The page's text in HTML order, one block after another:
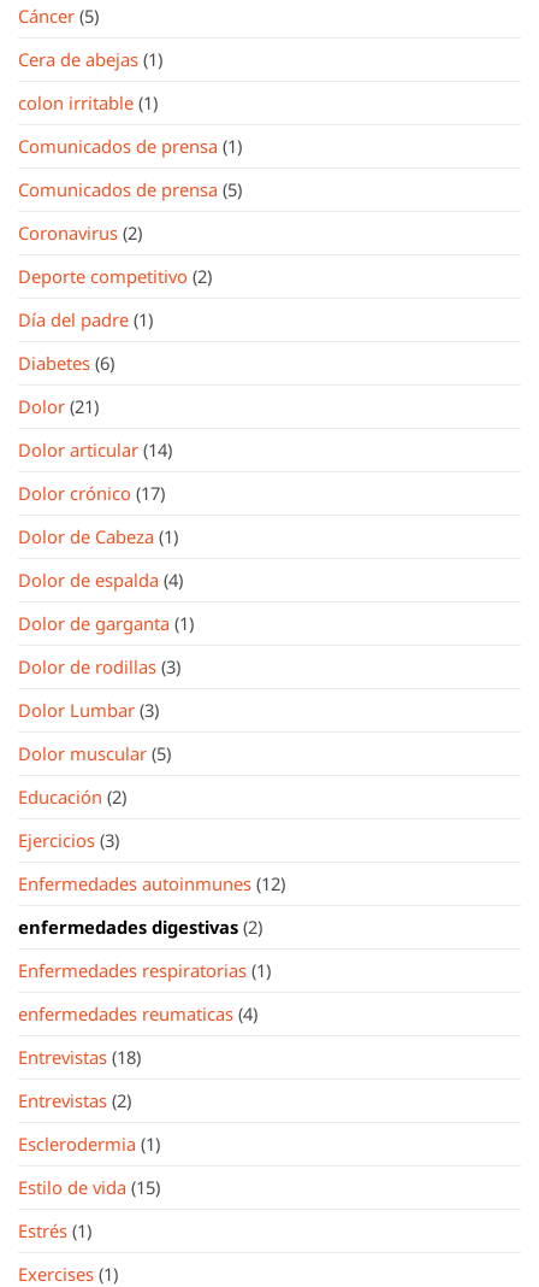
Cáncer (5)
Cera de abejas (1)
colon irritable (1)
Comunicados de prensa (1)
Comunicados de prensa (5)
Coronavirus (2)
Deporte competitivo (2)
Día del padre (1)
Diabetes (6)
Dolor (21)
Dolor articular (14)
Dolor crónico (17)
Dolor de Cabeza (1)
Dolor de espalda (4)
Dolor de garganta (1)
Dolor de rodillas (3)
Dolor Lumbar (3)
Dolor muscular (5)
Educación (2)
Ejercicios (3)
Enfermedades autoinmunes (12)
enfermedades digestivas (2)
Enfermedades respiratorias (1)
enfermedades reumaticas (4)
Entrevistas (18)
Entrevistas (2)
Esclerodermia (1)
Estilo de vida (15)
Estrés (1)
Exercises (1)